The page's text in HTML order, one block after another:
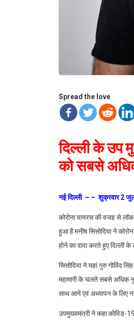
Spread the love
दिल्ली के उप
को सबसे
नई दिल्ली – – शुक्रवार 2
कोरोना वायरस की वजह से
हुआ है मनीष सिसोदिया ने
होने का दावा करते हुए दिल्ली
सिसोदिया ने यहां गुरु गोविंद
महामारी के चलते सबसे अधिक
साथ आने एवं अध्यापन के लिए
उपमुख्यमंत्री ने कहा कोविड-